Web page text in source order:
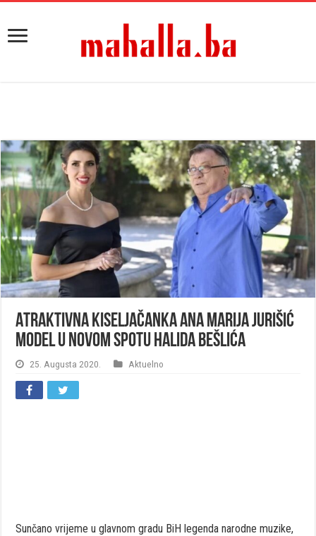
Atraktivna Kiseljačanka Ana Marija Jurišić
model u novom spotu Halida Bešlića
25. Augusta 2020. Aktuelno
Sunčano vrijeme u glavnom gradu BiH legenda narodne muzike,